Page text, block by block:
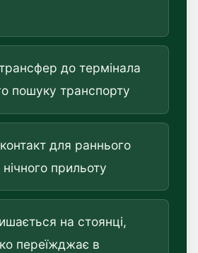
до термінала
пошуку транспорту
для раннього
прильоту
на стоянці,
переїжджає в